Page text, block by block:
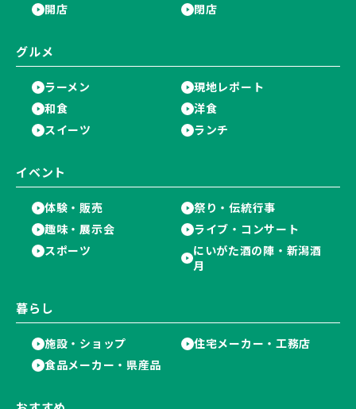
開店 閉店
グルメ
ラーメン
現地レポート
和食
洋食
スイーツ
ランチ
イベント
体験・販売
祭り・伝統行事
趣味・展示会
ライブ・コンサート
スポーツ
にいがた酒の陣・新潟酒
月
暮らし
施設・ショップ
住宅メーカー・工務店
食品メーカー・県産品